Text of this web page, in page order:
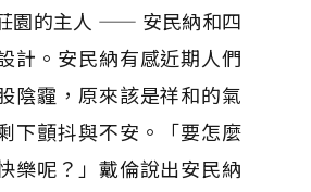
園的主人 —— 安民納和四
計。安民納有感近期人們
陰霾，原來該是祥和的氣
下顫抖與不安。「要怎麼
樂呢？」戴倫說出安民納